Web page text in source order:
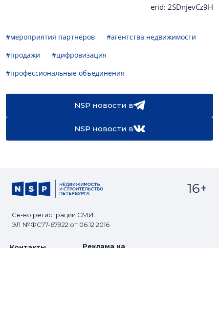
erid: 2SDnjevCz9H
#мероприятия партнёров
#агентства недвижимости
#продажи
#цифровизация
#профессиональные объединения
NSP новости в
NSP новости в
Св-во регистрации СМИ:
ЭЛ №ФС77-67922 от 06.12.2016
16+
Контакты
Реклама на